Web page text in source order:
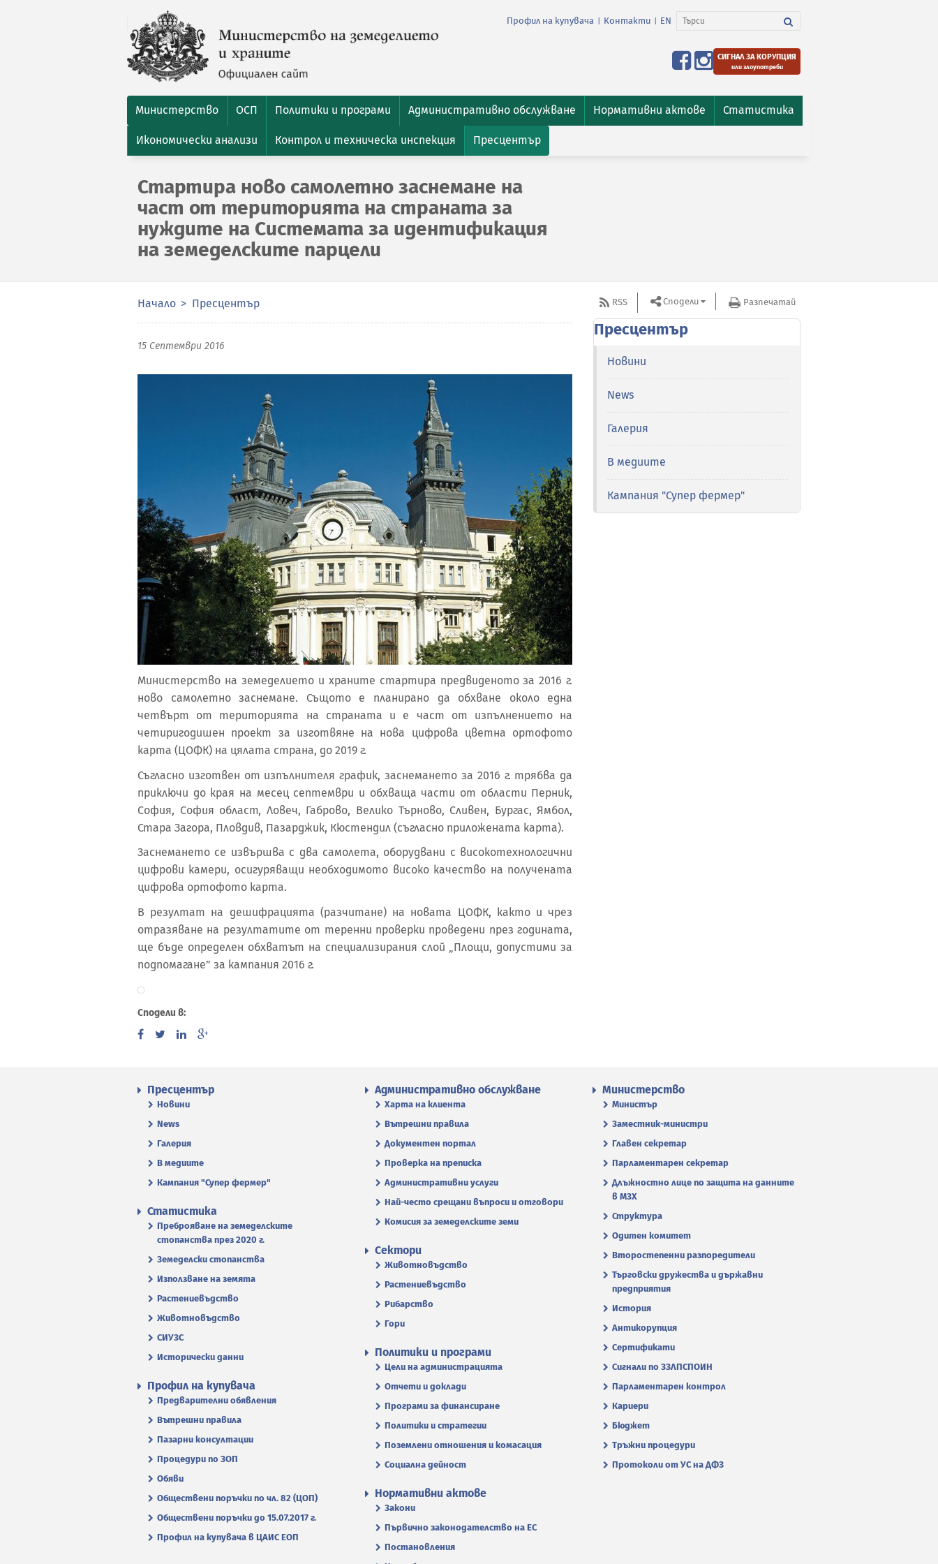
Профил на купувача Контакти EN
СИГНАЛ ЗА КОРУПЦИЯ
или злоупотреби
Министерство ОСП Политики и програми Административно обслужване Нормативни актове Статистика
Икономически анализи Контрол и техническа инспекция Пресцентър
Стартира ново самолетно заснемане на
част от територията на страната за
нуждите на Системата за идентификация
на земеделските парцели
Начало Пресцентър
15 Септември 2016
Министерство на земеделието и храните стартира предвиденото за 2016 г.
ново самолетно заснемане. Същото е планирано да обхване около една
четвърт от територията на страната и е част от изпълнението на
четиригодишен проект за изготвяне на нова цифрова цветна ортофото
карта (ЦОФК) на цялата страна, до 2019 г.
Съгласно изготвен от изпълнителя график, заснемането за 2016 г. трябва да
приключи до края на месец септември и обхваща части от области Перник,
София, София област, Ловеч, Габрово, Велико Търново, Сливен, Бургас, Ямбол,
Стара Загора, Пловдив, Пазарджик, Кюстендил (съгласно приложената карта).
Заснемането се извършва с два самолета, оборудвани с високотехнологични
цифрови камери, осигуряващи необходимото високо качество на получената
цифрова ортофото карта.
В резултат на дешифрацията (разчитане) на новата ЦОФК, както и чрез
отразяване на резултатите от теренни проверки проведени през годината,
ще бъде определен обхватът на специализирания слой „Площи, допустими за
подпомагане” за кампания 2016 г.
Сподели в:
RSS Сподели Разпечатай
Пресцентър
Новини
News
Галерия
В медиите
Кампания "Супер фермер"
Пресцентър
Новини
News
Галерия
В медиите
Кампания "Супер фермер"
Административно обслужване
Харта на клиента
Вътрешни правила
Документен портал
Проверка на преписка
Административни услуги
Най-често срещани въпроси и отговори
Комисия за земеделските земи
Министерство
Министър
Заместник-министри
Главен секретар
Парламентарен секретар
Длъжностно лице по защита на данните
в МЗХ
Структура
Одитен комитет
Второстепенни разпоредители
Търговски дружества и държавни
предприятия
История
Антикорупция
Сертификати
Сигнали по ЗЗЛПСПОИН
Парламентарен контрол
Кариери
Бюджет
Тръжни процедури
Протоколи от УС на ДФЗ
Статистика
Преброяване на земеделските
стопанства през 2020 г.
Земеделски стопанства
Използване на земята
Растениевъдство
Животновъдство
СИУЗС
Исторически данни
Сектори
Животновъдство
Растениевъдство
Рибарство
Гори
Политики и програми
Цели на администрацията
Отчети и доклади
Програми за финансиране
Политики и стратегии
Поземлени отношения и комасация
Социална дейност
Профил на купувача
Предварителни обявления
Вътрешни правила
Пазарни консултации
Процедури по ЗОП
Обяви
Обществени поръчки по чл. 82 (ЦОП)
Обществени поръчки до 15.07.2017 г.
Профил на купувача в ЦАИС ЕОП
Нормативни актове
Закони
Първично законодателство на ЕС
Постановления